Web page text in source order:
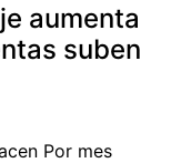
aumenta
suben
Por mes